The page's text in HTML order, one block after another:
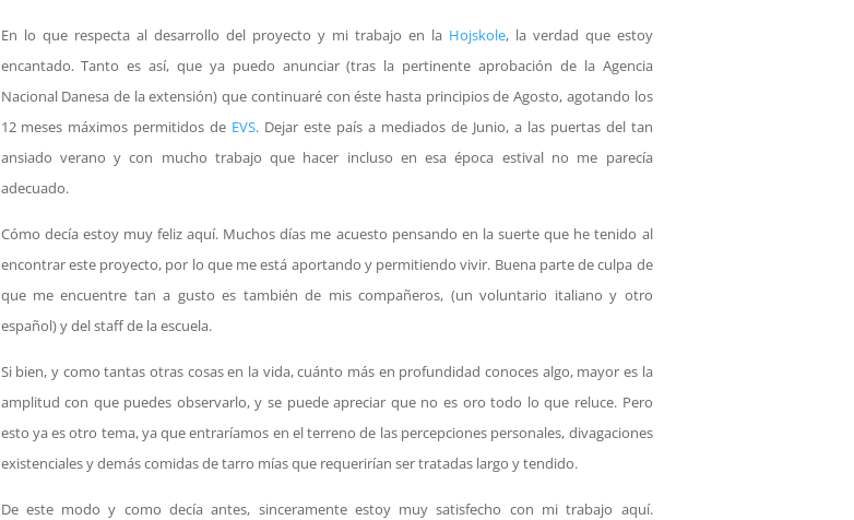
En lo que respecta al desarrollo del proyecto y mi trabajo en la Hojskole, la verdad que estoy
encantado. Tanto es así, que ya puedo anunciar (tras la pertinente aprobación de la Agencia
Nacional Danesa de la extensión) que continuaré con éste hasta principios de Agosto, agotando los
12 meses máximos permitidos de EVS. Dejar este país a mediados de Junio, a las puertas del tan
ansiado verano y con mucho trabajo que hacer incluso en esa época estival no me parecía
adecuado.
Cómo decía estoy muy feliz aquí. Muchos días me acuesto pensando en la suerte que he tenido al
encontrar este proyecto, por lo que me está aportando y permitiendo vivir. Buena parte de culpa de
que me encuentre tan a gusto es también de mis compañeros, (un voluntario italiano y otro
español) y del staff de la escuela.
Si bien, y como tantas otras cosas en la vida, cuánto más en profundidad conoces algo, mayor es la
amplitud con que puedes observarlo, y se puede apreciar que no es oro todo lo que reluce. Pero
esto ya es otro tema, ya que entraríamos en el terreno de las percepciones personales, divagaciones
existenciales y demás comidas de tarro mías que requerirían ser tratadas largo y tendido.
De este modo y como decía antes, sinceramente estoy muy satisfecho con mi trabajo aquí.